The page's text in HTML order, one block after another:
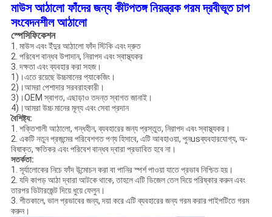
মাউস আঠালো ফাঁদের জন্য কীটপতঙ্গ নিয়ন্ত্রক গরম দ্রবীভূত চাপ
সংবেদনশীল আঠালো
স্পেসিফিকেশন
1. মাউস এবং ইঁদুর আঠালো ফাঁদ স্টিকি এবং দ্রুত
2. পরিবেশ বান্ধব উপাদান, নিরাপদ এবং স্বাস্থ্যকর
3. দক্ষতা এবং ব্যবহার করা সহজ।
1)।এতে রয়েছে উচ্চমানের প্যাকেজিং।
2)।আমরা পেশাদার সরবরাহকারী।
3)।OEM স্বাগত, এছাড়াও তদন্ত স্বাগত জানাই।
4)।আমরা উচ্চ মানের মূল্য এবং সেবা প্রদান
বৈশিষ্ট্য:
1. শক্তিশালী আঠালো, গন্ধহীন, ব্যবহারের জন্য প্রস্তুত, নিরাপদ এবং স্বাস্থ্যকর।
2. একটি নতুন প্রজন্মের পরিবেশগত পণ্য হিসাবে, এটি আবহাওয়া, পুনusব্যবহারযোগ্য, অ-
বিষাক্ত, ক্ষতিকর এবং পরিবেশ বান্ধব দ্বারা প্রভাবিত হবে না।
সতর্কতা:
1. সূর্যালোকের নিচে ফাঁদ উন্মোচন করা বা পানির স্পর্শ পাওয়া যাতে প্রভাব নিশ্চিত হয়।
2. যদি কাপড় আঠা দ্বারা আটকে থাকে, তাহলে এটি ডিজেল তেল দিয়ে পরিষ্কার করুন এবং
তারপর ডিটারজেন্ট দিয়ে ধুয়ে ফেলুন।
3. শীতকালে, ভাল প্রভাবের জন্য, দয়া করে এটি ব্যবহারের জন্য গরম করার পাইপটিতে গরম
করুন।